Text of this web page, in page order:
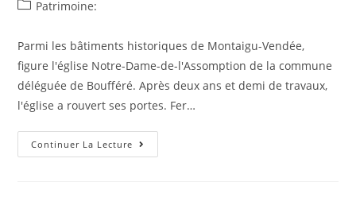
PostPatrimoine:
Parmi les bâtiments historiques de Montaigu-Vendée,
figure l'église Notre-Dame-de-l'Assomption de la commune
déléguée de Boufféré. Après deux ans et demi de travaux,
l'église a rouvert ses portes. Fer…
Continuer La Lecture Boufféré
: